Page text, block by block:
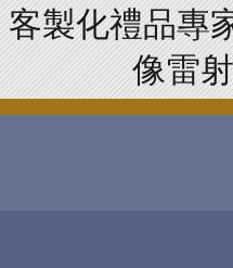
客製化禮品專
像雷